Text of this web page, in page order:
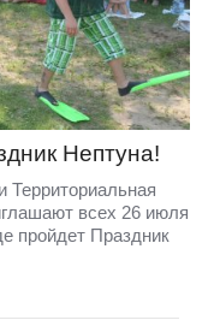
Нептуна!
всех 26 июля
пройдет Праздник